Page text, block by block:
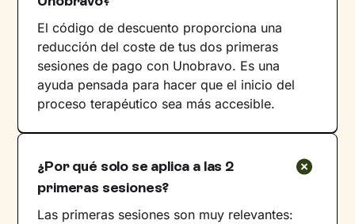
El código de descuento proporciona una
reducción del coste de tus dos primeras
sesiones de pago con Unobravo. Es una
ayuda pensada para hacer que el inicio del
proceso terapéutico sea más accesible.
¿Por qué solo se aplica a las 2
primeras sesiones?
Las primeras sesiones son muy relevantes: